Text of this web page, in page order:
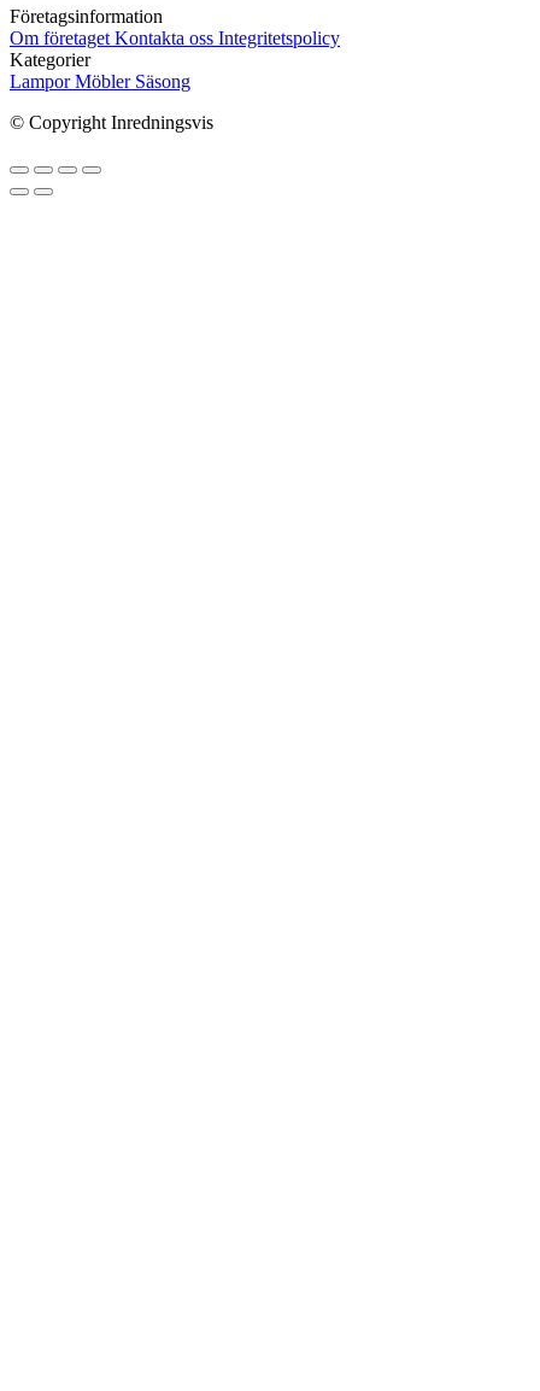
Företagsinformation
Om företaget Kontakta oss Integritetspolicy
Kategorier
LamporMöbler Säsong
© Copyright Inredningsvis